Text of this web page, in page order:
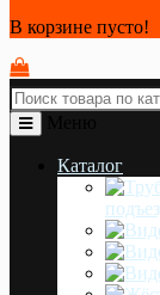
В корзине пусто!
Каталог